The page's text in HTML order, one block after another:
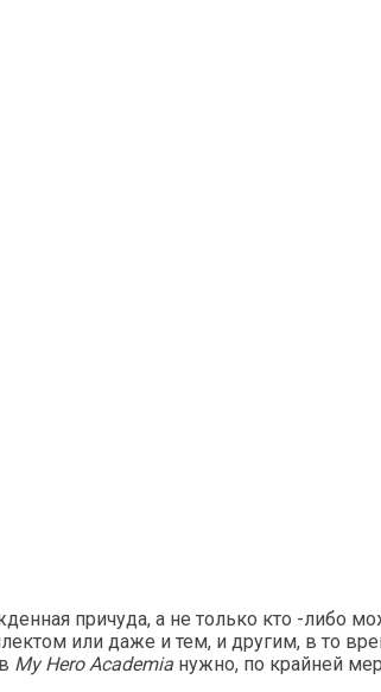
причуда, а не только кто -либо
или даже и тем, и другим, в то
My Hero Academia нужно, по крайней